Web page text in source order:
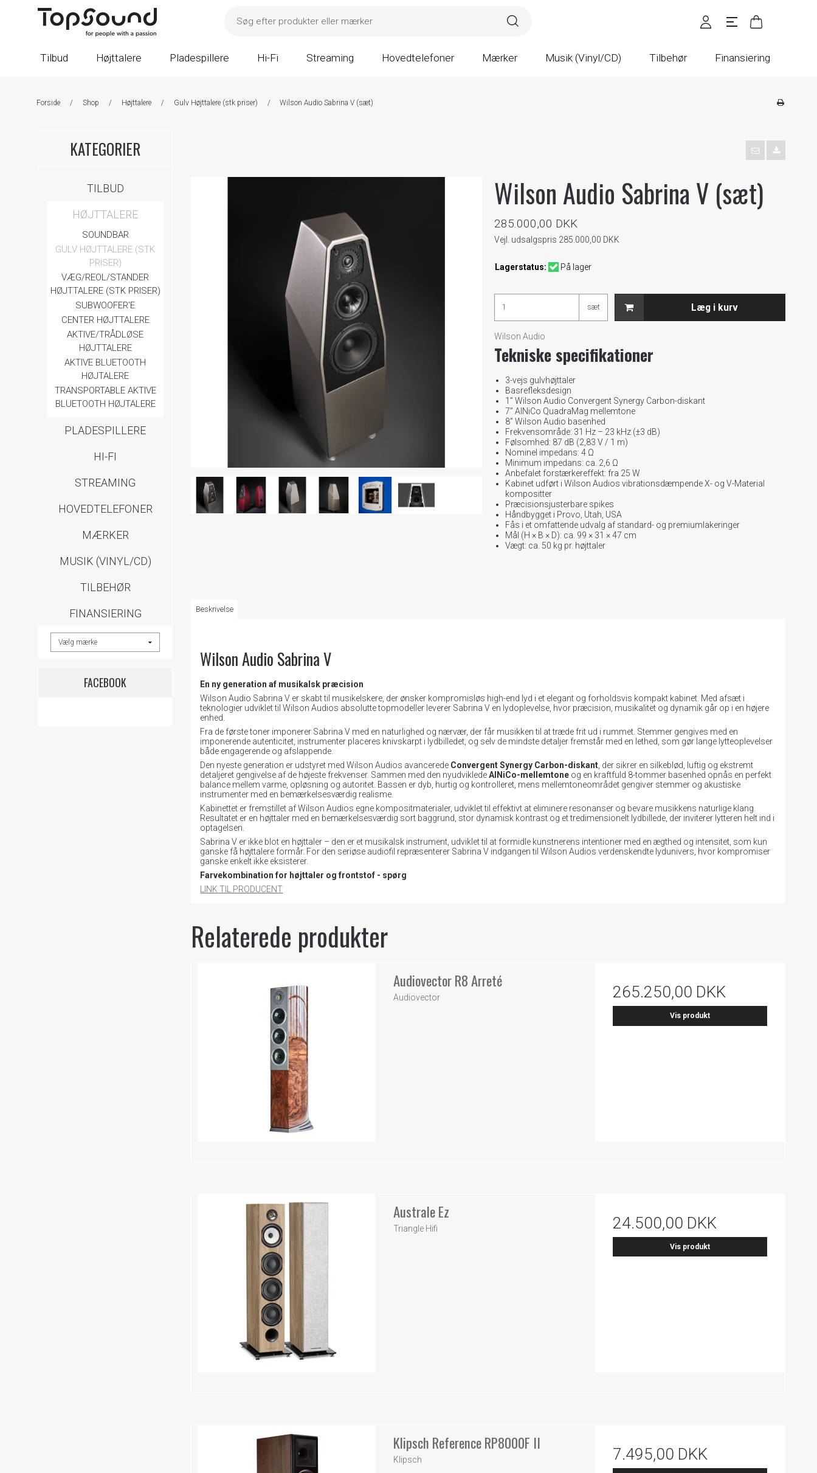
Tilbud Højttalere Pladespillere Hi-Fi Streaming Hovedtelefoner Mærker Musik (Vinyl/CD) Tilbehør Finansiering
Forside / Shop / Højttalere / Gulv Højttalere (stk priser) / Wilson Audio Sabrina V (sæt)
KATEGORIER
TILBUD
HØJTTALERE
SOUNDBAR
GULV HØJTTALERE (STK
PRISER)
VÆG/REOL/STANDER
HØJTTALERE (STK PRISER)
SUBWOOFER'E
CENTER HØJTTALERE
AKTIVE/TRÅDLØSE
HØJTTALERE
AKTIVE BLUETOOTH
HØJTALERE
TRANSPORTABLE AKTIVE
BLUETOOTH HØJTALERE
PLADESPILLERE
HI-FI
STREAMING
HOVEDTELEFONER
MÆRKER
MUSIK (VINYL/CD)
TILBEHØR
FINANSIERING
FACEBOOK
Wilson Audio Sabrina V (sæt)
285.000,00 DKK
Vejl. udsalgspris 285.000,00 DKK
Lagerstatus: På lager
sæt Læg i kurv
Wilson Audio
Tekniske specifikationer
3-vejs gulvhøjttaler
Basrefleksdesign
1” Wilson Audio Convergent Synergy Carbon-diskant
7” AlNiCo QuadraMag mellemtone
8” Wilson Audio basenhed
Frekvensområde: 31 Hz – 23 kHz (±3 dB)
Følsomhed: 87 dB (2,83 V / 1 m)
Nominel impedans: 4 Ω
Minimum impedans: ca. 2,6 Ω
Anbefalet forstærkereffekt: fra 25 W
Kabinet udført i Wilson Audios vibrationsdæmpende X- og V-Material
kompositter
Præcisionsjusterbare spikes
Håndbygget i Provo, Utah, USA
Fås i et omfattende udvalg af standard- og premiumlakeringer
Mål (H × B × D): ca. 99 × 31 × 47 cm
Vægt: ca. 50 kg pr. højttaler
Beskrivelse
Wilson Audio Sabrina V
En ny generation af musikalsk præcision
Wilson Audio Sabrina V er skabt til musikelskere, der ønsker kompromisløs high-end lyd i et elegant og forholdsvis kompakt kabinet. Med afsæt i
teknologier udviklet til Wilson Audios absolutte topmodeller leverer Sabrina V en lydoplevelse, hvor præcision, musikalitet og dynamik går op i en højere
enhed.
Fra de første toner imponerer Sabrina V med en naturlighed og nærvær, der får musikken til at træde frit ud i rummet. Stemmer gengives med en
imponerende autenticitet, instrumenter placeres knivskarpt i lydbilledet, og selv de mindste detaljer fremstår med en lethed, som gør lange lytteoplevelser
både engagerende og afslappende.
Den nyeste generation er udstyret med Wilson Audios avancerede Convergent Synergy Carbon-diskant , der sikrer en silkeblød, luftig og ekstremt
detaljeret gengivelse af de højeste frekvenser. Sammen med den nyudvikledeAlNiCo-mellemtone og en kraftfuld 8-tommer basenhed opnås en perfekt
balance mellem varme, opløsning og autoritet. Bassen er dyb, hurtig og kontrolleret, mens mellemtoneområdet gengiver stemmer og akustiske
instrumenter med en bemærkelsesværdig realisme.
Kabinettet er fremstillet af Wilson Audios egne kompositmaterialer, udviklet til effektivt at eliminere resonanser og bevare musikkens naturlige klang.
Resultatet er en højttaler med en bemærkelsesværdig sort baggrund, stor dynamisk kontrast og et tredimensionelt lydbillede, der inviterer lytteren helt ind i
optagelsen.
Sabrina V er ikke blot en højttaler – den er et musikalsk instrument, udviklet til at formidle kunstnerens intentioner med en ægthed og intensitet, som kun
ganske få højttalere formår. For den seriøse audiofil repræsenterer Sabrina V indgangen til Wilson Audios verdenskendte lydunivers, hvor kompromiser
ganske enkelt ikke eksisterer.
Farvekombination for højttaler og frontstof - spørg
LINK TIL PRODUCENT
Relaterede produkter
Audiovector R8 Arreté
Audiovector 265.250,00 DKK
Vis produkt
Australe Ez
Triangle Hifi 24.500,00 DKK
Vis produkt
Klipsch Reference RP8000F II
Klipsch 7.495,00 DKK